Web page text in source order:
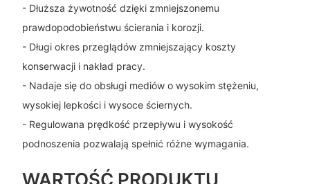
- Dłuższa żywotność dzięki zmniejszonemu
prawdopodobieństwu ścierania i korozji.
- Długi okres przeglądów zmniejszający koszty
konserwacji i nakład pracy.
- Nadaje się do obsługi mediów o wysokim stężeniu,
wysokiej lepkości i wysoce ściernych.
- Regulowana prędkość przepływu i wysokość
podnoszenia pozwalają spełnić różne wymagania.